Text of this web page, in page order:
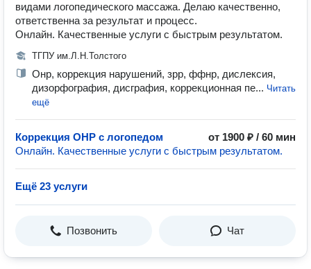
видами логопедического массажа. Делаю качественно,
ответственна за результат и процесс.
Онлайн. Качественные услуги с быстрым результатом.
ТГПУ им.Л.Н.Толстого
Онр, коррекция нарушений, зрр, ффнр, дислексия,
дизорфография, дисграфия, коррекционная пе... Читать
ещё
Коррекция ОНР с логопедом
от 1900 ₽ / 60 мин
Онлайн. Качественные услуги с быстрым результатом.
Ещё 23 услуги
Позвонить Чат